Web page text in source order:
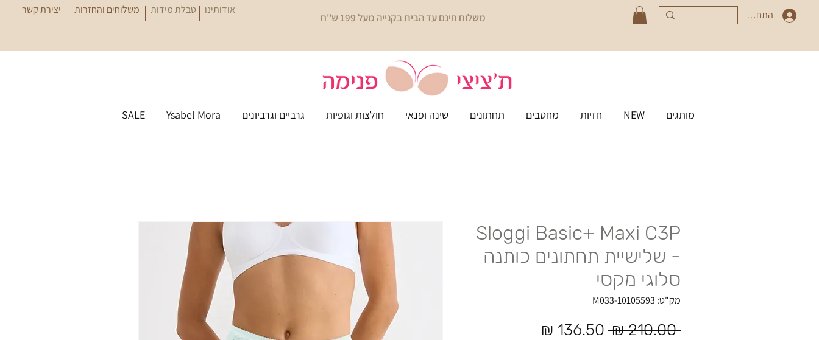
יצירת קשר משלוחים והחזרות טבלת מידות אודותינו
משלוח חינם עד הבית בקנייה מעל 199 ש''ח התחברי
מותגים NEW חזיות מחטבים תחתונים שינה ופנאי חולצות וגופיות גרביים וגרביונים Ysabel Mora
SALE
Sloggi Basic+ Maxi C3P
- שלישיית תחתונים כותנה
סלוגי מקסי
מק"ט: 10105593-M033
‏210.00 ‏₪ מחיר רגיל